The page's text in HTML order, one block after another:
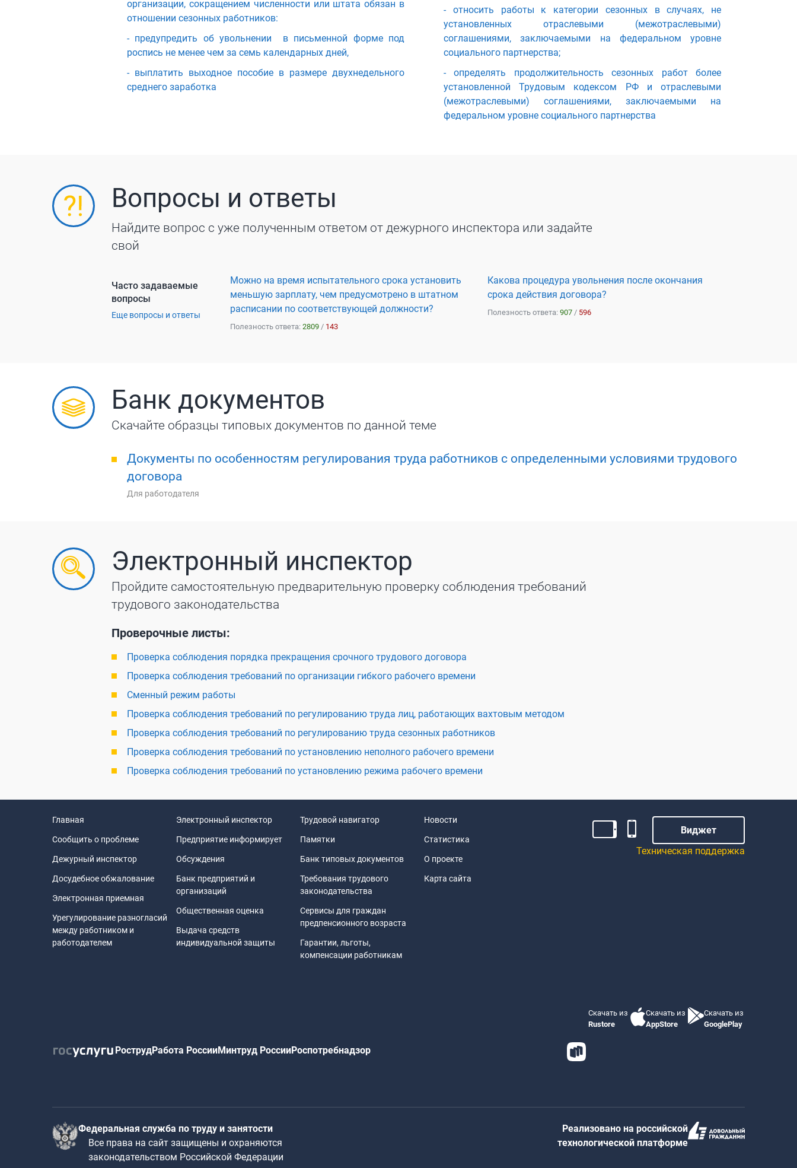
организации, сокращением численности или штата обязан в
отношении сезонных работников:
- предупредить об увольнении в письменной форме под
роспись не менее чем за семь календарных дней,
- выплатить выходное пособие в размере двухнедельного
среднего заработка
- относить работы к категории сезонных в случаях, не
установленных отраслевыми (межотраслевыми)
соглашениями, заключаемыми на федеральном уровне
социального партнерства;
- определять продолжительность сезонных работ более
установленной Трудовым кодексом РФ и отраслевыми
(межотраслевыми) соглашениями, заключаемыми на
федеральном уровне социального партнерства
Вопросы и ответы
Найдите вопрос с уже полученным ответом от дежурного инспектора или задайте
свой
Часто задаваемые
вопросы
Еще вопросы и ответы
Можно на время испытательного срока установить
меньшую зарплату, чем предусмотрено в штатном
расписании по соответствующей должности?
Полезность ответа: 2809 / 143
Какова процедура увольнения после окончания
срока действия договора?
Полезность ответа: 907 / 596
Банк документов
Скачайте образцы типовых документов по данной теме
Документы по особенностям регулирования труда работников с определенными условиями трудового
договора
Для работодателя
Электронный инспектор
Пройдите самостоятельную предварительную проверку соблюдения требований
трудового законодательства
Проверочные листы:
Проверка соблюдения порядка прекращения срочного трудового договора
Проверка соблюдения требований по организации гибкого рабочего времени
Сменный режим работы
Проверка соблюдения требований по регулированию труда лиц, работающих вахтовым методом
Проверка соблюдения требований по регулированию труда сезонных работников
Проверка соблюдения требований по установлению неполного рабочего времени
Проверка соблюдения требований по установлению режима рабочего времени
Главная
Сообщить о проблеме
Дежурный инспектор
Досудебное обжалование
Электронная приемная
Урегулирование разногласий
между работником и
работодателем
Электронный инспектор
Предприятие информирует
Обсуждения
Банк предприятий и
организаций
Общественная оценка
Выдача средств
индивидуальной защиты
Трудовой навигатор
Памятки
Банк типовых документов
Требования трудового
законодательства
Сервисы для граждан
предпенсионного возраста
Гарантии, льготы,
компенсации работникам
Новости
Статистика
О проекте
Карта сайта
Виджет
Техническая поддержка
РострудРабота РоссииМинтруд РоссииРоспотребнадзор
Скачать из
Rustore
Скачать из
AppStore
Скачать из
GooglePlay
Федеральная служба по труду и занятости
Все права на сайт защищены и охраняются
законодательством Российской Федерации
Реализовано на российской
технологической платформе